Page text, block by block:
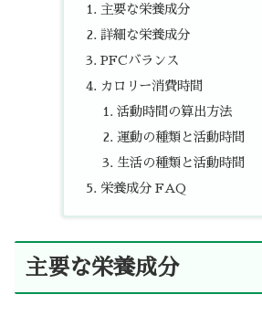
主要な栄養成分
詳細な栄養成分
PFCバランス
カロリー消費時間
活動時間の算出方法
運動の種類と活動時間
生活の種類と活動時間
栄養成分 FAQ
主要な栄養成分